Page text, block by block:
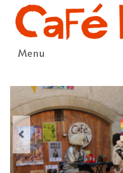
Menu
LA COOPÉRATIVE & L’ASSO
LE CONSEIL COOPÉRATIF
NOUS SOUTENIR
LE PROGRAMME